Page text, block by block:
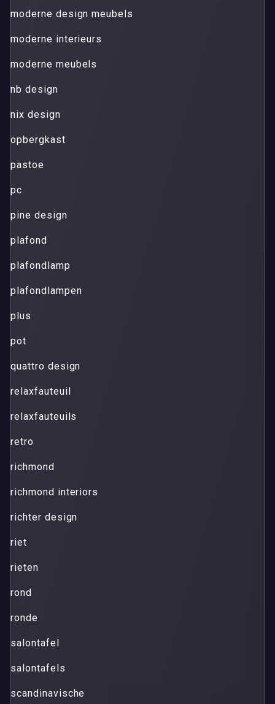
moderne design meubels
moderne interieurs
moderne meubels
nb design
nix design
opbergkast
pastoe
pc
pine design
plafond
plafondlamp
plafondlampen
plus
pot
quattro design
relaxfauteuil
relaxfauteuils
retro
richmond
richmond interiors
richter design
riet
rieten
rond
ronde
salontafel
salontafels
scandinavische